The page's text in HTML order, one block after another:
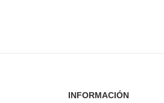
INFORMACIÓN